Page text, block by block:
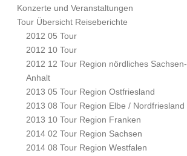
Konzerte und Veranstaltungen
Tour Übersicht Reiseberichte
2012 05 Tour
2012 10 Tour
2012 12 Tour Region nördliches Sachsen-
Anhalt
2013 05 Tour Region Ostfriesland
2013 08 Tour Region Elbe / Nordfriesland
2013 10 Tour Region Franken
2014 02 Tour Region Sachsen
2014 08 Tour Region Westfalen